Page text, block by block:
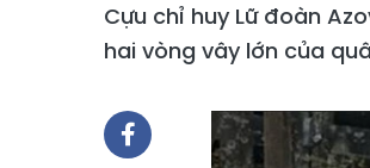
Cựu chỉ huy Lữ đoàn
hai vòng vây lớn của